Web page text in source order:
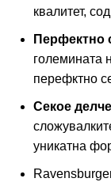
квалитет,
Перфектно
големината
перефктно
Секое
уникатна